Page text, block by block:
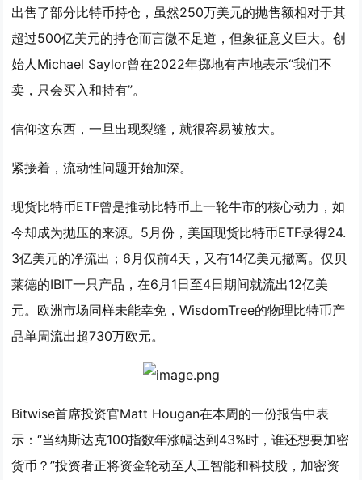
出售了部分比特币持仓，虽然250万美元的抛售额相对于其
超过500亿美元的持仓而言微不足道，但象征意义巨大。创
始人Michael Saylor曾在2022年掷地有声地表示“我们不
卖，只会买入和持有”。
信仰这东西，一旦出现裂缝，就很容易被放大。
紧接着，流动性问题开始加深。
现货比特币ETF曾是推动比特币上一轮牛市的核心动力，如
今却成为抛压的来源。5月份，美国现货比特币ETF录得24.
3亿美元的净流出；6月仅前4天，又有14亿美元撤离。仅贝
莱德的IBIT一只产品，在6月1日至4日期间就流出12亿美
元。欧洲市场同样未能幸免，WisdomTree的物理比特币产
品单周流出超730万欧元。
Bitwise首席投资官Matt Hougan在本周的一份报告中表
示：“当纳斯达克100指数年涨幅达到43%时，谁还想要加密
货币？”投资者正将资金轮动至人工智能和科技股，加密资